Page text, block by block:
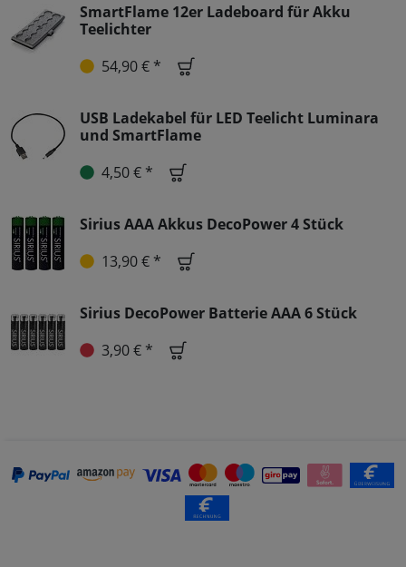
SmartFlame 12er Ladeboard für Akku
Teelichter
54,90 € *
USB Ladekabel für LED Teelicht Luminara
und SmartFlame
4,50 € *
Sirius AAA Akkus DecoPower 4 Stück
13,90 € *
Sirius DecoPower Batterie AAA 6 Stück
3,90 € *